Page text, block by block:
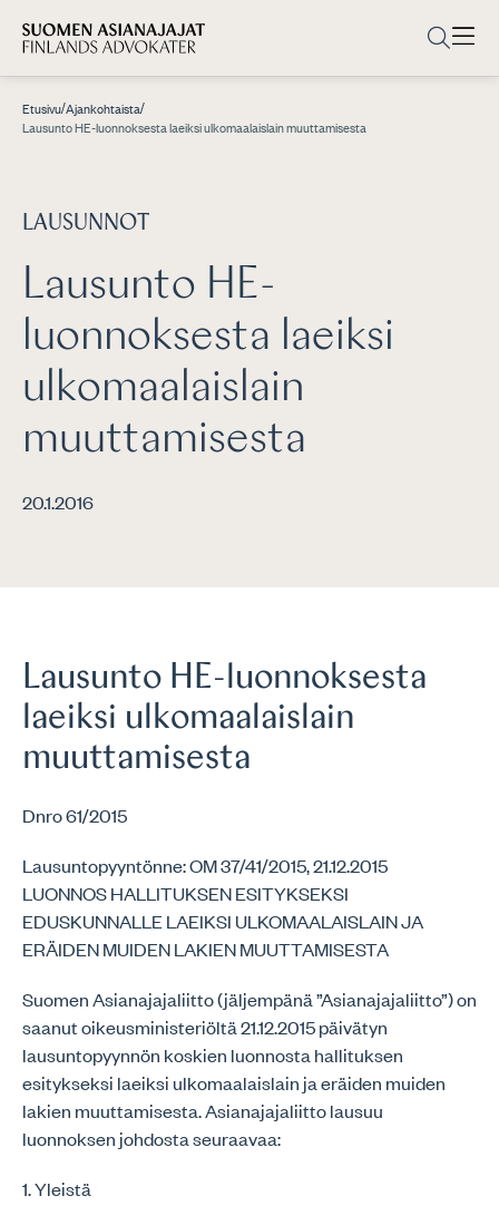
Etusivu/Ajankohtaista/
Lausunto HE-luonnoksesta laeiksi ulkomaalaislain muuttamisesta
LAUSUNNOT
Lausunto HE-
luonnoksesta laeiksi
ulkomaalaislain
muuttamisesta
20.1.2016
Lausunto HE-luonnoksesta
laeiksi ulkomaalaislain
muuttamisesta
Dnro 61/2015
Lausuntopyyntönne: OM 37/41/2015, 21.12.2015
LUONNOS HALLITUKSEN ESITYKSEKSI
EDUSKUNNALLE LAEIKSI ULKOMAALAISLAIN JA
ERÄIDEN MUIDEN LAKIEN MUUTTAMISESTA
Suomen Asianajajaliitto (jäljempänä ”Asianajajaliitto”) on
saanut oikeusministeriöltä 21.12.2015 päivätyn
lausuntopyynnön koskien luonnosta hallituksen
esitykseksi laeiksi ulkomaalaislain ja eräiden muiden
lakien muuttamisesta. Asianajajaliitto lausuu
luonnoksen johdosta seuraavaa:
1. Yleistä